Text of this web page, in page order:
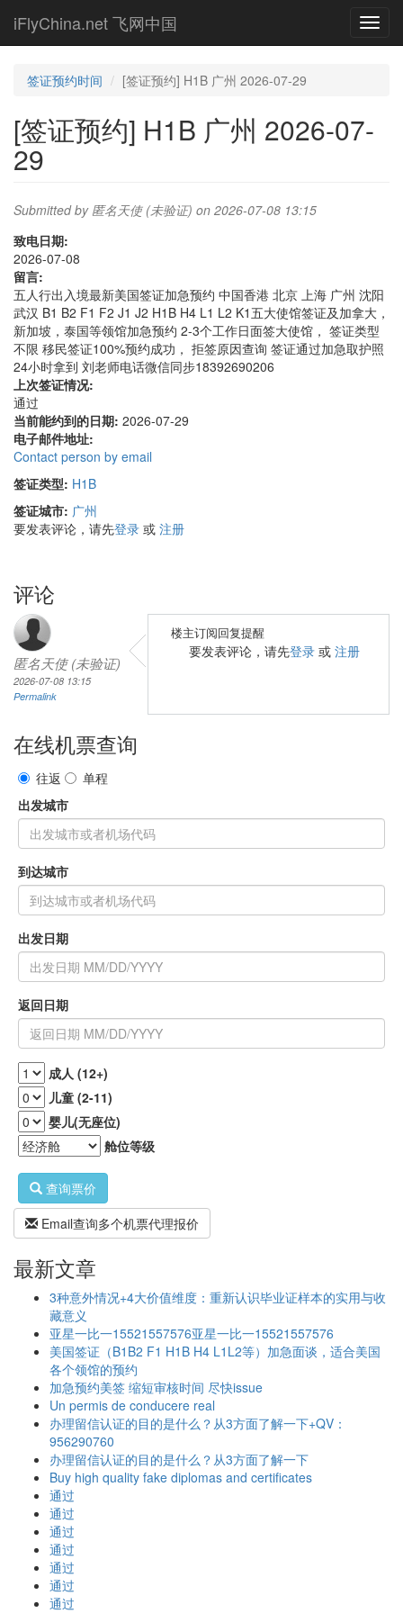
main
iFlyChina.net 飞网中国
签证预约时间 [签证预约] H1B 广州 2026-07-29
[签证预约] H1B 广州 2026-07-
29
Submitted by 匿名天使 (未验证) on 2026-07-08 13:15
致电日期:
2026-07-08
留言:
五人行出入境最新美国签证加急预约 中国香港 北京 上海 广州 沈阳
武汉 B1 B2 F1 F2 J1 J2 H1B H4 L1 L2 K1五大使馆签证及加拿大，
新加坡，泰国等领馆加急预约 2-3个工作日面签大使馆， 签证类型
不限 移民签证100%预约成功， 拒签原因查询 签证通过加急取护照
24小时拿到 刘老师电话微信同步18392690206
上次签证情况:
通过
当前能约到的日期: 2026-07-29
电子邮件地址:
Contact person by email
签证类型: H1B
签证城市: 广州
要发表评论，请先登录 或 注册
评论
匿名天使 (未验证)
2026-07-08 13:15
Permalink
楼主订阅回复提醒
要发表评论，请先登录 或 注册
在线机票查询
往返
单程
出发城市
到达城市
出发日期
返回日期
成人 (12+)
儿童 (2-11)
婴儿(无座位)
舱位等级
查询票价
Email查询多个机票代理报价
最新文章
3种意外情况+4大价值维度：重新认识毕业证样本的实用与收
藏意义
亚星一比一15521557576亚星一比一15521557576
美国签证（B1B2 F1 H1B H4 L1L2等）加急面谈，适合美国
各个领馆的预约
加急预约美签 缩短审核时间 尽快issue
Un permis de conducere real
办理留信认证的目的是什么？从3方面了解一下+QV：
956290760
办理留信认证的目的是什么？从3方面了解一下
Buy high quality fake diplomas and certificates
通过
通过
通过
通过
通过
通过
通过